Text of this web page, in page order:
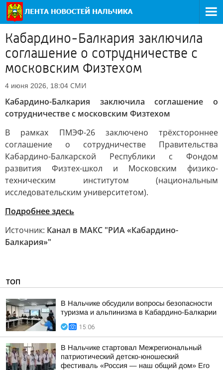
Кабардино-Балкария заключила
соглашение о сотрудничестве с
московским Физтехом
4 июня 2026, 18:04 СМИ
Кабардино-Балкария заключила соглашение о
сотрудничестве с московским Физтехом
В рамках ПМЭФ-26 заключено трёхстороннее
соглашение о сотрудничестве Правительства
Кабардино-Балкарской Республики с Фондом
развития Физтех-школ и Московским физико-
техническим институтом (национальным
исследовательским университетом).
Подробнее здесь
Источник: Канал в МАКС "РИА «Кабардино-
Балкария»"
ТОП
В Нальчике обсудили вопросы безопасности
туризма и альпинизма в Кабардино-Балкарии
15:06
В Нальчике стартовал Межрегиональный
патриотический детско-юношеский
фестиваль «Россия — наш общий дом» Его